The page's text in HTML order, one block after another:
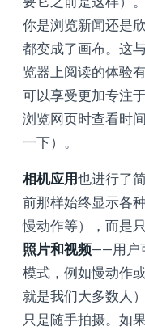
你是浏览新闻还是
都变成了画布。这
览器上阅读的体验
可以享受更加专注
浏览网页时查看时
一下）。
相机应用也进行了
前那样始终显示各
慢动作等），而是
照片和视频——用户
模式，例如慢动作
就是我们大多数人
只是随手拍摄。如